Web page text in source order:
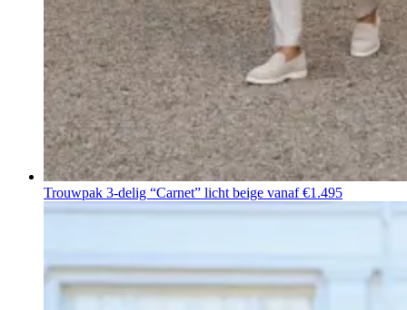
Trouwpak 3-delig “Carnet” licht beige vanaf €1.495